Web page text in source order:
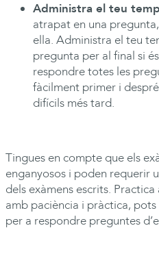
Administra el teu
atrapat en una
ella. Administra el teu
pregunta per al final si
respondre totes les
fàcilment primer i
difícils més tard.
Tingues en compte que els
enganyosos i poden requerir
dels exàmens escrits.
amb paciència i pràctica,
per a respondre preguntes